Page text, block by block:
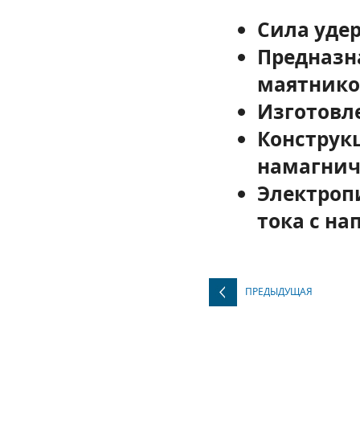
Сила
тока с
ПРЕДЫДУЩАЯ